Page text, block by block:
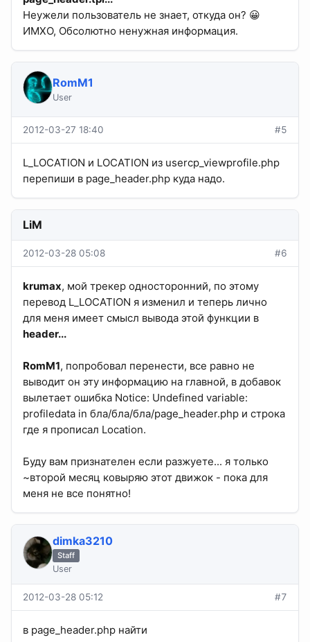
Неужели пользователь не знает, откуда он? 😀
ИМХО, Обсолютно ненужная информация.
RomM1
User
2012-03-27 18:40 #5
L_LOCATION и LOCATION из usercp_viewprofile.php
перепиши в page_header.php куда надо.
LiM
2012-03-28 05:08 #6
krumax, мой трекер односторонний, по этому
перевод L_LOCATION я изменил и теперь лично
для меня имеет смысл вывода этой функции в
header...
RomM1, попробовал перенести, все равно не
выводит он эту информацию на главной, в добавок
вылетает ошибка Notice: Undefined variable:
profiledata in бла/бла/бла/page_header.php и строка
где я прописал Location.
Буду вам признателен если разжуете... я только
~второй месяц ковыряю этот движок - пока для
меня не все понятно!
dimka3210
Staff
User
2012-03-28 05:12 #7
в page_header.php найти